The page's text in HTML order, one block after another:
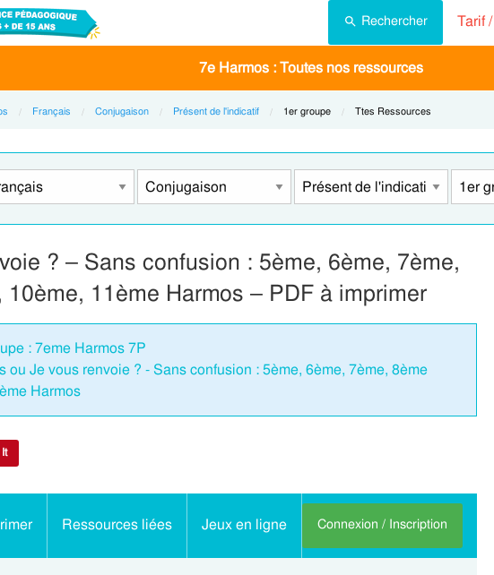
Rechercher Tarif /
7e Harmos : Toutes nos ressources
Français Conjugaison Présent de l'indicatif Current:
1er groupe Current:
Ttes Ressources
? – Sans confusion : 5ème, 6ème, 7ème,
11ème Harmos – PDF à imprimer
: 7eme Harmos 7P
ou Je vous renvoie ? - Sans confusion : 5ème, 6ème, 7ème, 8ème
Harmos
Ressources liées Jeux en ligne Connexion / Inscription